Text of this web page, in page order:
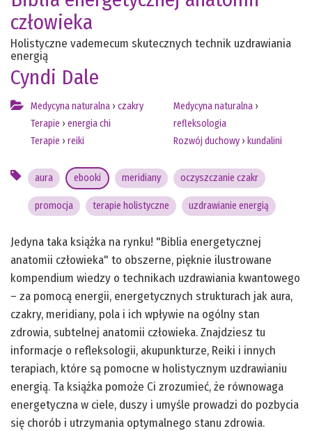
człowieka
Holistyczne vademecum skutecznych technik uzdrawiania
energią
Cyndi Dale
Medycyna naturalna › czakry
Terapie › energia chi
Terapie › reiki
Medycyna naturalna›
refleksologia
Rozwój duchowy› kundalini
aura ebooki meridiany oczyszczanie czakr
promocja terapie holistyczne uzdrawianie energią
Jedyna taka książka na rynku! "Biblia energetycznej
anatomii człowieka" to obszerne, pięknie ilustrowane
kompendium wiedzy o technikach uzdrawiania kwantowego
– za pomocą energii, energetycznych strukturach jak aura,
czakry, meridiany, pola i ich wpływie na ogólny stan
zdrowia, subtelnej anatomii człowieka. Znajdziesz tu
informacje o refleksologii, akupunkturze, Reiki i innych
terapiach, które są pomocne w holistycznym uzdrawianiu
energią. Ta książka pomoże Ci zrozumieć, że równowaga
energetyczna w ciele, duszy i umyśle prowadzi do pozbycia
się chorób i utrzymania optymalnego stanu zdrowia.